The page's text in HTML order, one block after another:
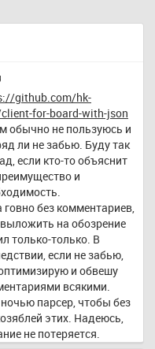
github.com/hk-
for-board-with-json
обычно не пользуюсь и
ли не забью. Буду так
если кто-то объяснит
и
говно без комментариев,
на обозрение
только-только. В
если не забью,
и обвешу
всякими.
парсер, чтобы без
этих. Надеюсь,
не потеряется.